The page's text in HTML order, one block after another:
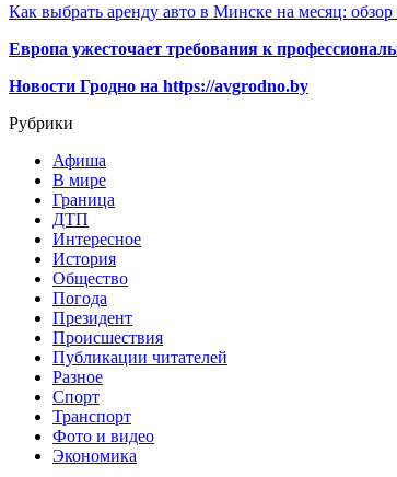
Как выбрать аренду авто в Минске на месяц:
Европа ужесточает требования к
Новости Гродно на https://avgrodno.by
Рубрики
Афиша
В мире
Граница
ДТП
Интересное
История
Общество
Погода
Президент
Происшествия
Публикации читателей
Разное
Спорт
Транспорт
Фото и видео
Экономика